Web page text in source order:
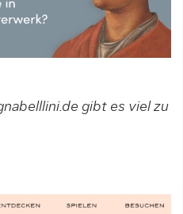
gibt es viel zu